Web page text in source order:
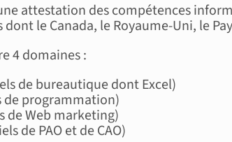
attestation des compétences
le Canada, le Royaume-Uni, le
4 domaines :
de bureautique dont Excel)
de programmation)
de Web marketing)
de PAO et de CAO)